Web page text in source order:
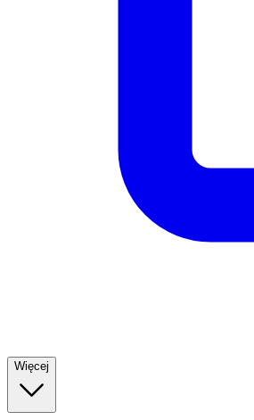
Więcej